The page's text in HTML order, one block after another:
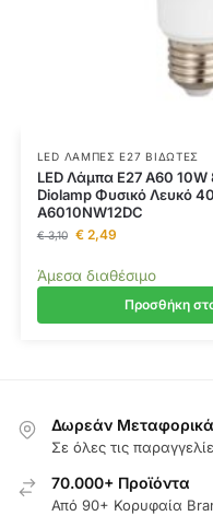
LED ΛΆΜΠΕΣ E27 ΒΙΔΩΤΈΣ
LED Λάμπα E27 A60 10W
Diolamp Φυσικό Λευκό
A6010NW12DC
€3,10 €2,49
Άμεσα διαθέσιμο
Προσθήκη
Δωρεάν Μεταφορικά
Σε όλες τις
70.000+ Προϊόντα
Από 90+ Κορυφαία